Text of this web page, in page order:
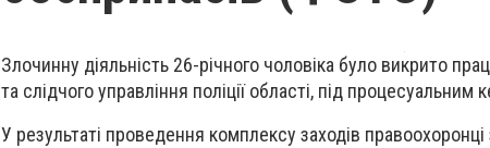
Злочинну діяльність 26-річного чоловіка було викрито
та слідчого управління поліції області, під
У результаті проведення комплексу заходів